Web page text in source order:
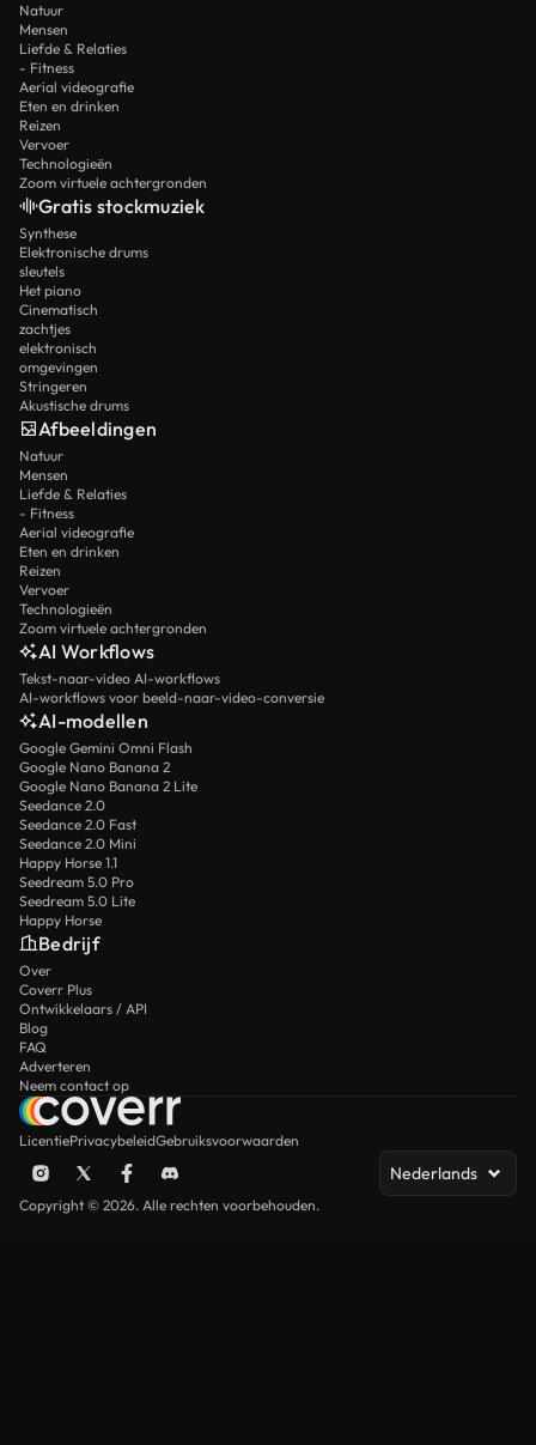
Natuur
Mensen
Liefde & Relaties
- Fitness
Aerial videografie
Eten en drinken
Reizen
Vervoer
Technologieën
Zoom virtuele achtergronden
Gratis stockmuziek
Synthese
Elektronische drums
sleutels
Het piano
Cinematisch
zachtjes
elektronisch
omgevingen
Stringeren
Akustische drums
Afbeeldingen
Natuur
Mensen
Liefde & Relaties
- Fitness
Aerial videografie
Eten en drinken
Reizen
Vervoer
Technologieën
Zoom virtuele achtergronden
AI Workflows
Tekst-naar-video AI-workflows
AI-workflows voor beeld-naar-video-conversie
AI-modellen
Google Gemini Omni Flash
Google Nano Banana 2
Google Nano Banana 2 Lite
Seedance 2.0
Seedance 2.0 Fast
Seedance 2.0 Mini
Happy Horse 1.1
Seedream 5.0 Pro
Seedream 5.0 Lite
Happy Horse
Bedrijf
Over
Coverr Plus
Ontwikkelaars / API
Blog
FAQ
Adverteren
Neem contact op
LicentiePrivacybeleidGebruiksvoorwaarden
Nederlands
Copyright © 2026. Alle rechten voorbehouden.